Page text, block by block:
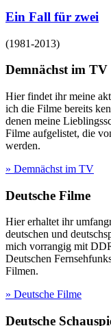
Ein Fall für zwei
(1981-2013)
Demnächst im TV
Hier findet ihr meine
ich die Filme bereits
denen meine
Filme aufgelistet, die
werden.
» Demnächst im TV
Deutsche Filme
Hier erhaltet ihr
deutschen und
mich vorrangig mit
Deutschen
Filmen.
» Deutsche Filme
Deutsche